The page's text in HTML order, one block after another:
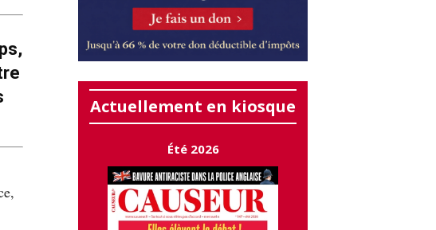
Actuellement en kiosque
Été 2026